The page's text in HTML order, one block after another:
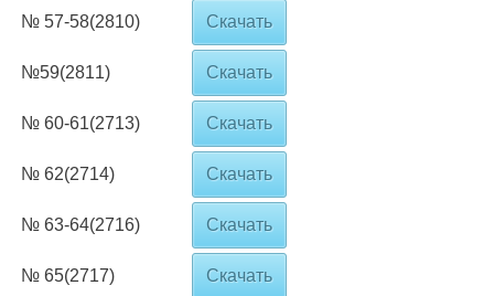
№ 57-58(2810) Скачать
№59(2811) Скачать
№ 60-61(2713) Скачать
№ 62(2714) Скачать
№ 63-64(2716) Скачать
№ 65(2717) Скачать